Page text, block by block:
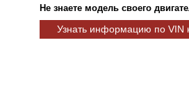
Не знаете модель своего
Узнать информацию по VIN